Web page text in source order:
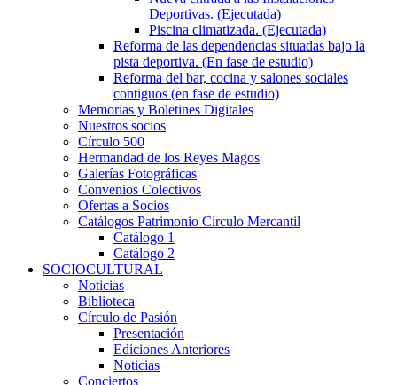
Deportivas. (Ejecutada)
Piscina climatizada. (Ejecutada)
Reforma de las dependencias situadas bajo la
pista deportiva. (En fase de estudio)
Reforma del bar, cocina y salones sociales
contiguos (en fase de estudio)
Memorias y Boletines Digitales
Nuestros socios
Círculo 500
Hermandad de los Reyes Magos
Galerías Fotográficas
Convenios Colectivos
Ofertas a Socios
Catálogos Patrimonio Círculo Mercantil
Catálogo 1
Catálogo 2
SOCIOCULTURAL
Noticias
Biblioteca
Círculo de Pasión
Presentación
Ediciones Anteriores
Noticias
Conciertos